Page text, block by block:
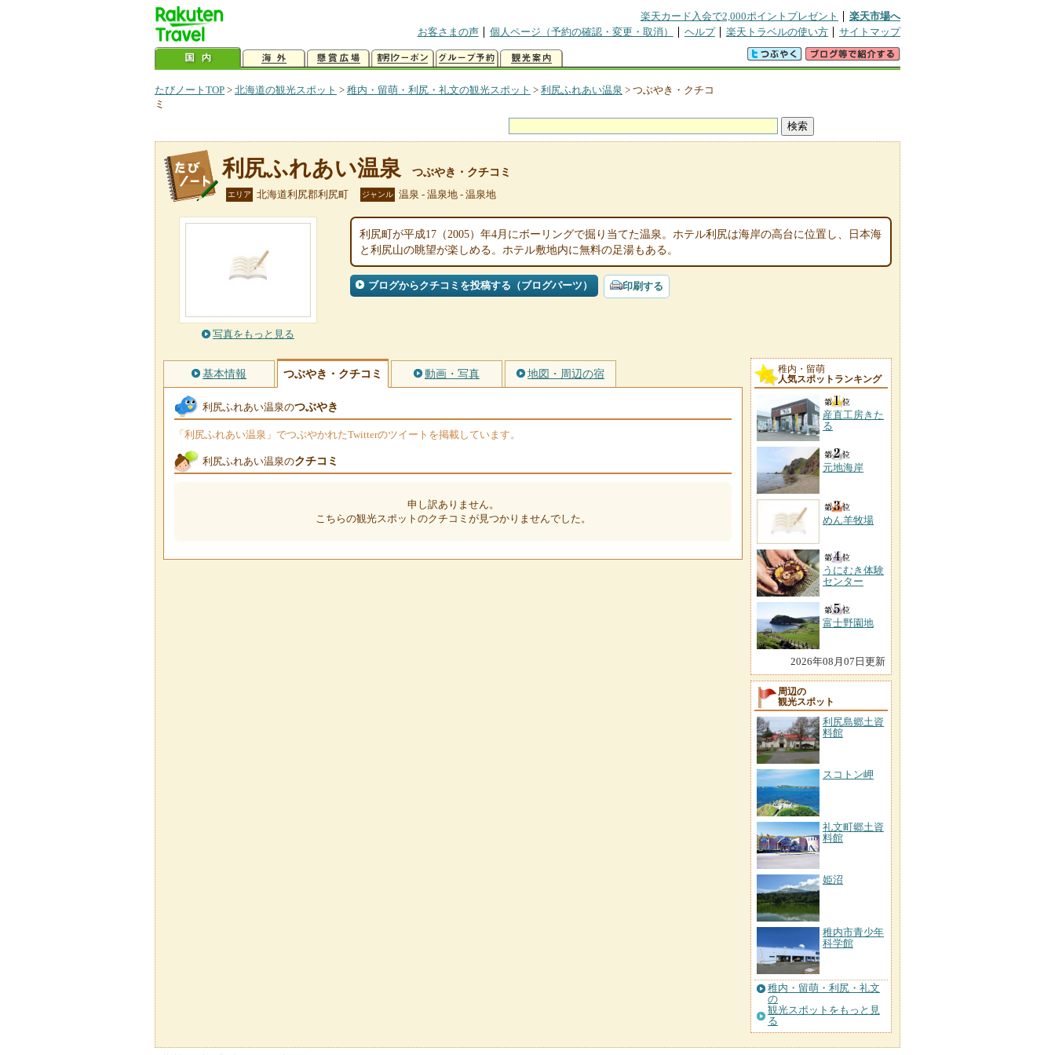
楽天カード入会で2,000ポイントプレゼント
楽天市場へ
お客さまの声
個人ページ（予約の確認・変更・取消） ヘルプ 楽天トラベルの使い方 サイトマップ
たびノートTOP > 北海道の観光スポット > 稚内・留萌・利尻・礼文の観光スポット > 利尻ふれあい温泉 > つぶやき・クチコ
ミ
利尻ふれあい温泉 つぶやき・クチコミ
エリア 北海道利尻郡利尻町 ジャンル 温泉 - 温泉地 - 温泉地
写真をもっと見る
利尻町が平成17（2005）年4月にボーリングで掘り当てた温泉。ホテル利尻は海岸の高台に位置し、日本海
と利尻山の眺望が楽しめる。ホテル敷地内に無料の足湯もある。
ブログからクチコミを投稿する（ブログパーツ） 印刷する
基本情報 つぶやき・クチコミ 動画・写真 地図・周辺の宿
利尻ふれあい温泉のつぶやき
「利尻ふれあい温泉」でつぶやかれたTwitterのツイートを掲載しています。
利尻ふれあい温泉のクチコミ
申し訳ありません。
こちらの観光スポットのクチコミが見つかりませんでした。
稚内・留萌
人気スポットランキング
産直工房きた
る
元地海岸
めん羊牧場
うにむき体験
センター
富士野園地
2026年08月07日更新
周辺の
観光スポット
利尻島郷土資
料館
スコトン岬
礼文町郷土資
料館
姫沼
稚内市青少年
科学館
稚内・留萌・利尻・礼文
の
観光スポットをもっと見
る